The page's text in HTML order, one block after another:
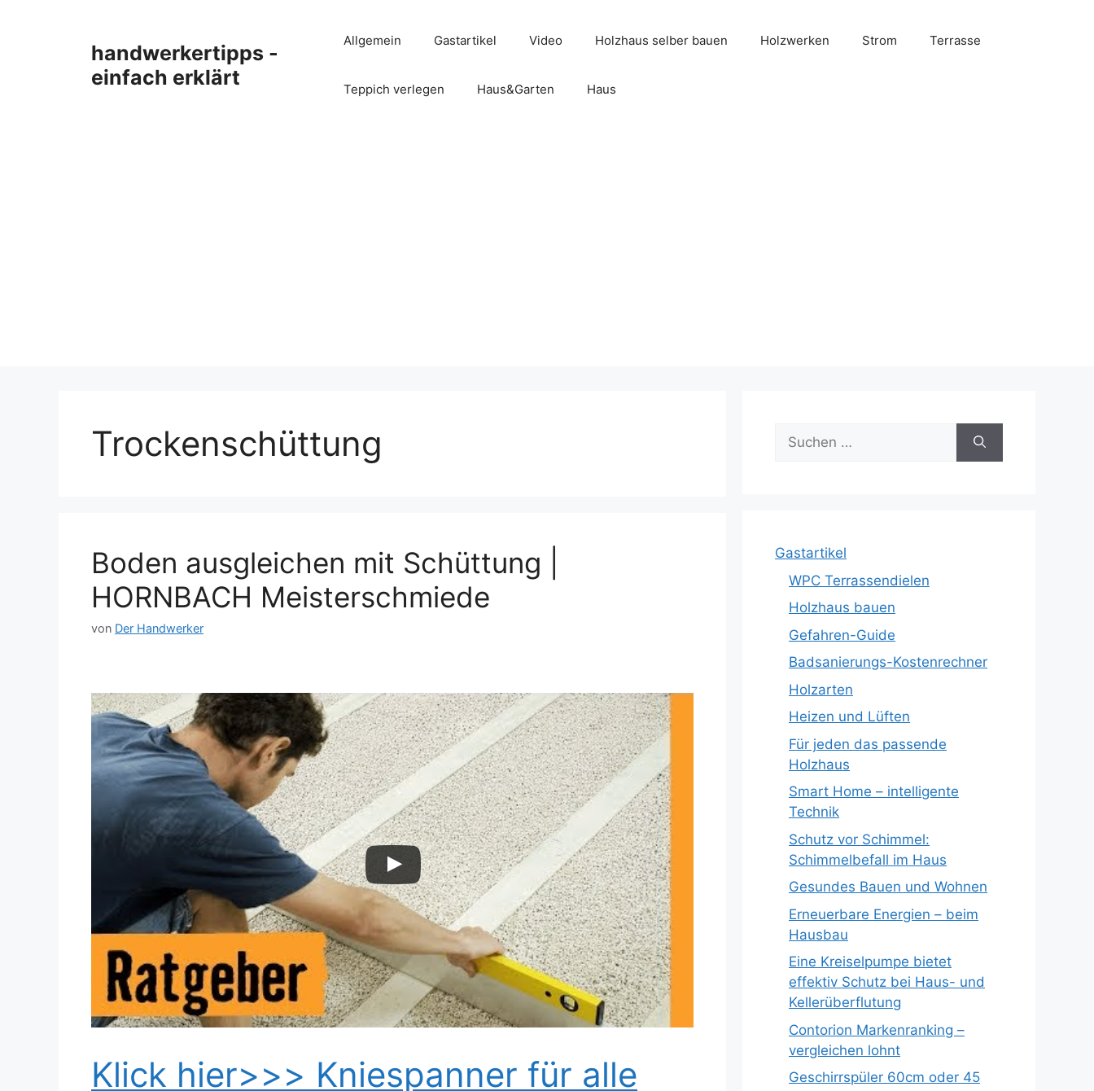
handwerkertipps -
einfach erklärt
Allgemein Gastartikel Video Holzhaus selber bauen Holzwerken Strom Terrasse
Teppich verlegen Haus&Garten Haus
Trockenschüttung
Boden ausgleichen mit Schüttung |
HORNBACH Meisterschmiede
von Der Handwerker
Dieses Video auf YouTube ansehen
Klick hier>>> Kniespanner für alle
Suche
nach:
Gastartikel
WPC Terrassendielen
Holzhaus bauen
Gefahren-Guide
Badsanierungs-Kostenrechner
Holzarten
Heizen und Lüften
Für jeden das passende
Holzhaus
Smart Home – intelligente
Technik
Schutz vor Schimmel:
Schimmelbefall im Haus
Gesundes Bauen und Wohnen
Erneuerbare Energien – beim
Hausbau
Eine Kreiselpumpe bietet
effektiv Schutz bei Haus- und
Kellerüberflutung
Contorion Markenranking –
vergleichen lohnt
Geschirrspüler 60cm oder 45